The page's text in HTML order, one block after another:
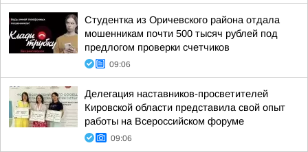
Студентка из Оричевского района отдала
мошенникам почти 500 тысяч рублей под
предлогом проверки счетчиков
09:06
Делегация наставников-просветителей
Кировской области представила свой опыт
работы на Всероссийском форуме
09:06